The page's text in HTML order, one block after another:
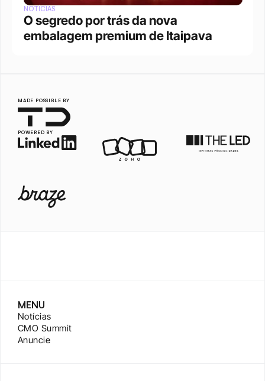
NOTÍCIAS
O segredo por trás da nova
embalagem premium de Itaipava
MADE POSSIBLE BY
POWERED BY
MENU
Notícias
CMO Summit
Anuncie